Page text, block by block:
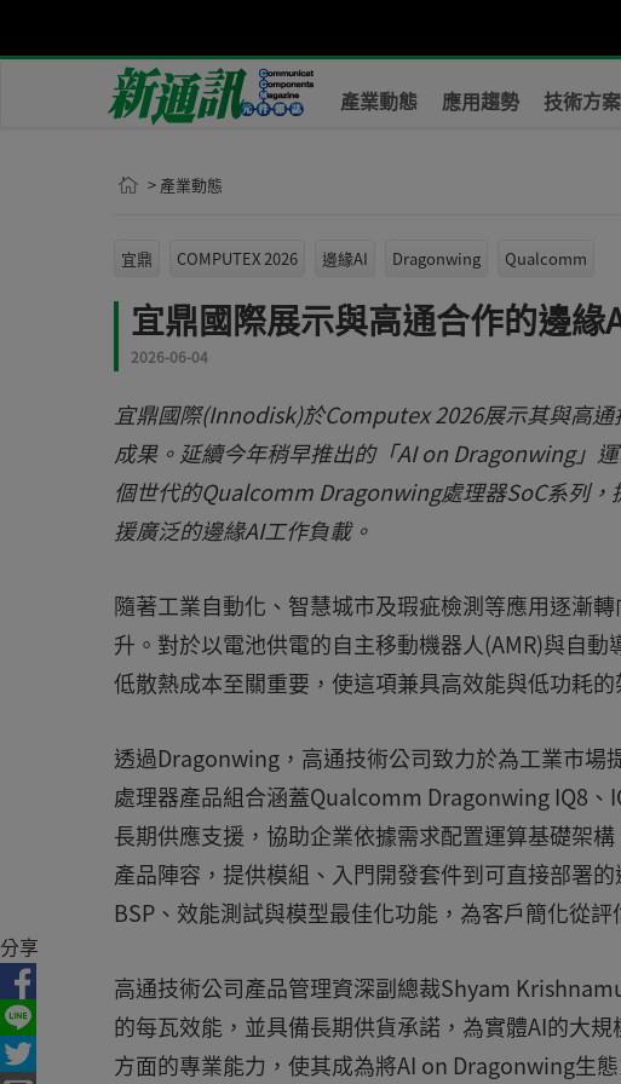
產業動態 應用趨勢 技術方案
> 產業動態
宜鼎 COMPUTEX 2026 邊緣AI Dragonwing Qualcomm
宜鼎國際展示與高通合作的邊緣
2026-06-04
宜鼎國際(Innodisk)於Computex 2026展示其與高
成果。延續今年稍早推出的「AI on Dragonwing」
個世代的Qualcomm Dragonwing處理器SoC系列，
援廣泛的邊緣AI工作負載。
隨著工業自動化、智慧城市及瑕疵檢測等應用逐漸
升。對於以電池供電的自主移動機器人(AMR)與自
低散熱成本至關重要，使這項兼具高效能與低功耗
透過Dragonwing，高通技術公司致力於為工業市場
處理器產品組合涵蓋Qualcomm Dragonwing IQ8、
長期供應支援，協助企業依據需求配置運算基礎架
產品陣容，提供模組、入門開發套件到可直接部署
BSP、效能測試與模型最佳化功能，為客戶簡化從評
高通技術公司產品管理資深副總裁Shyam
的每瓦效能，並具備長期供貨承諾，為實體AI的大
方面的專業能力，使其成為將AI on Dragonwing生
分享